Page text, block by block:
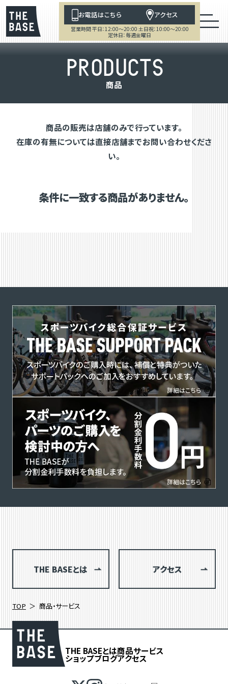
お電話はこちら アクセス
営業時間 平日：12:00～20:00 土日祝：10:00～20:00
定休日：毎週金曜日
PRODUCTS
商品
商品の販売は店舗のみで行っています。
在庫の有無については直接店舗までお問い合わせくださ
い。
条件に一致する商品がありません。
THE BASEとは アクセス
TOP 商品・サービス
THE BASEとは商品サービス
ショップブログアクセス